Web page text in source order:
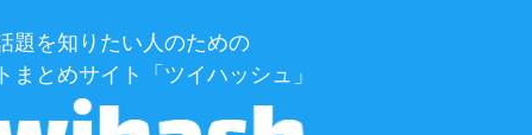
題を知りたい人のための
まとめサイト「ツイハッシュ」